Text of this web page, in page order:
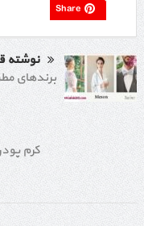
Share
نوشته
برندهای
کرم